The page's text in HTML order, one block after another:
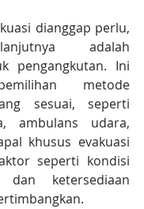
dianggap perlu,
adalah
pengangkutan. Ini
metode
sesuai, seperti
ambulans udara,
khusus evakuasi
seperti kondisi
dan ketersediaan